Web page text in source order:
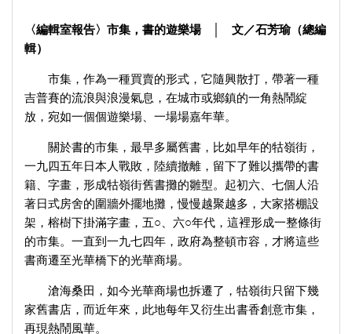
〈編輯室報告〉市集，書的遊樂場 │ 文／石芳瑜（總編
輯）
市集，作為一種買賣的形式，它隨興散打，帶著一種
吉普賽的流浪與浪漫氣息，在城市或鄉鎮的一角熱鬧綻
放，宛如一個個遊樂場、一場場嘉年華。
關於書的市集，最早多屬舊書，比如早年的牯嶺街，
一九四五年日本人戰敗，陸續撤離，留下了難以攜帶的書
籍、字畫，形成牯嶺街舊書攤的雛型。起初六、七個人沿
著日式房舍的圍牆外擺地攤，慢慢越聚越多，大家搭棚設
架，榕樹下掛滿字畫，五○、六○年代，這裡形成一整條街
的市集。一直到一九七四年，政府為整頓市容，才將這些
書商遷至光華橋下的光華商場。
滄海桑田，如今光華商場也拆遷了，牯嶺街只留下幾
家舊書店，而近年來，此地每年又衍生出書香創意市集，
再現熱鬧風華。